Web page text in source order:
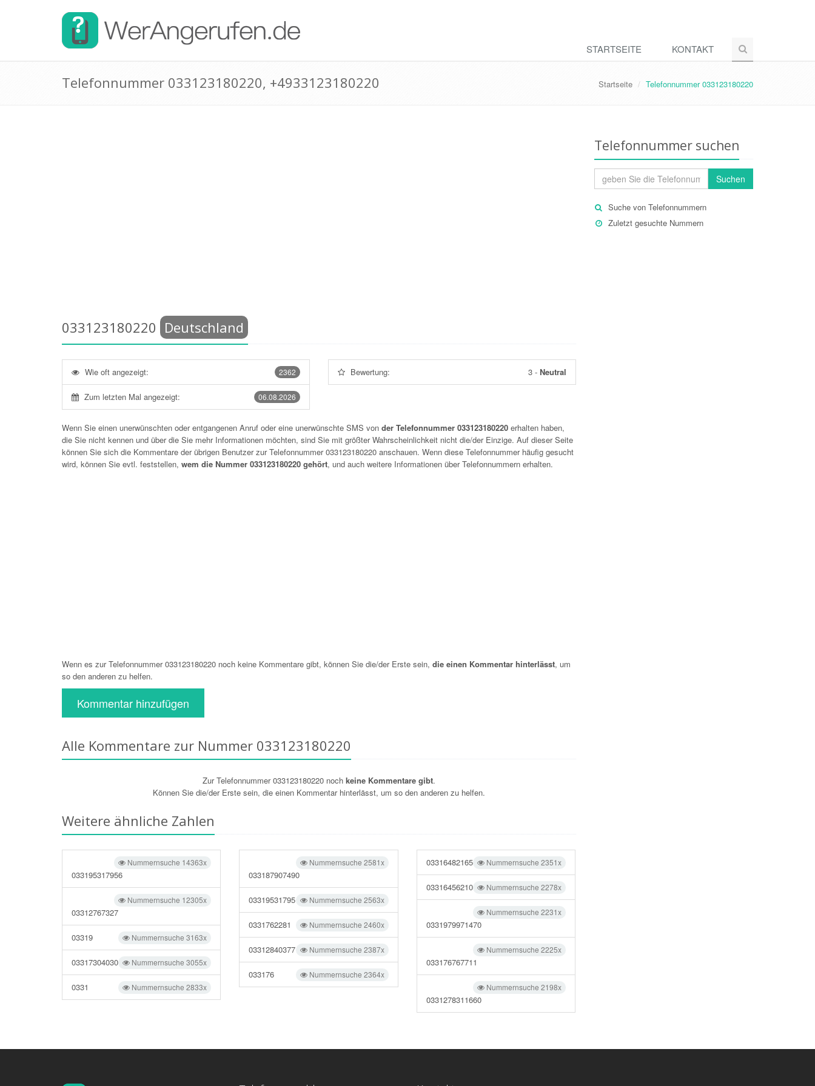
STARTSEITE KONTAKT
Telefonnummer 033123180220, +4933123180220 Startseite Telefonnummer 033123180220
033123180220 Deutschland
2362
Wie oft angezeigt:
06.08.2026
Zum letzten Mal angezeigt:
Bewertung: 3- Neutral
Wenn Sie einen unerwünschten oder entgangenen Anruf oder eine unerwünschte SMS von der Telefonnummer 033123180220 erhalten haben,
die Sie nicht kennen und über die Sie mehr Informationen möchten, sind Sie mit größter Wahrscheinlichkeit nicht die/der Einzige. Auf dieser Seite
können Sie sich die Kommentare der übrigen Benutzer zur Telefonnummer033123180220 anschauen. Wenn diese Telefonnummer häufig gesucht
wird, können Sie evtl. feststellen, wem die Nummer 033123180220 gehört, und auch weitere Informationen über Telefonnummern erhalten.
Wenn es zur Telefonnummer 033123180220 noch keine Kommentare gibt, können Sie die/der Erste sein, die einen Kommentar hinterlässt, um
so den anderen zu helfen.
Kommentar hinzufügen
Alle Kommentare zur Nummer 033123180220
Zur Telefonnummer 033123180220 noch keine Kommentare gibt.
Können Sie die/der Erste sein, die einen Kommentar hinterlässt, um so den anderen zu helfen.
Weitere ähnliche Zahlen
Nummernsuche 14363x
033195317956
Nummernsuche 12305x
03312767327
Nummernsuche 3163x
03319
Nummernsuche 3055x
03317304030
Nummernsuche 2833x
0331
Nummernsuche 2581x
033187907490
Nummernsuche 2563x
03319531795
Nummernsuche 2460x
0331762281
Nummernsuche 2387x
03312840377
Nummernsuche 2364x
033176
Nummernsuche 2351x
03316482165
Nummernsuche 2278x
03316456210
Nummernsuche 2231x
0331979971470
Nummernsuche 2225x
033176767711
Nummernsuche 2198x
0331278311660
Telefonnummer suchen
Suchen
Suche von Telefonnummern
Zuletzt gesuchte Nummern